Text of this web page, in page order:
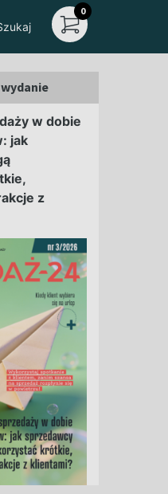
0
w dobie
jak
z